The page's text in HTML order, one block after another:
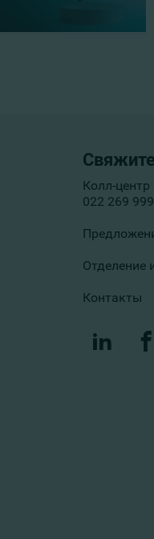
Колл-центр
022 269 999
Отделение
Контакты